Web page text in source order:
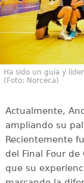
Ha sido un guía y
(Foto: Norceca)
Actualmente,
ampliando su
Recientemente
del Final Four de
que su